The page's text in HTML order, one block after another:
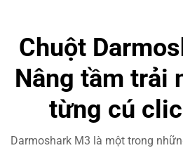
Chuột
Nâng tầm trải
từng cú
Darmoshark M3 là một trong